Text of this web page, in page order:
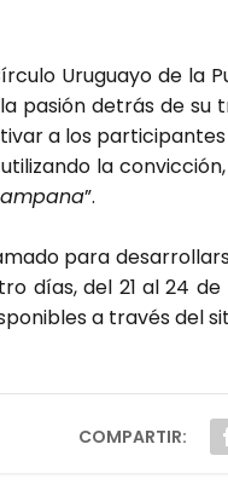
Uru­gua­yo de la
pasión detrás de su
a los
uti­li­zan­do la
”.
para
días, del 21 al 24
a tra­vés del
COMPARTIR: